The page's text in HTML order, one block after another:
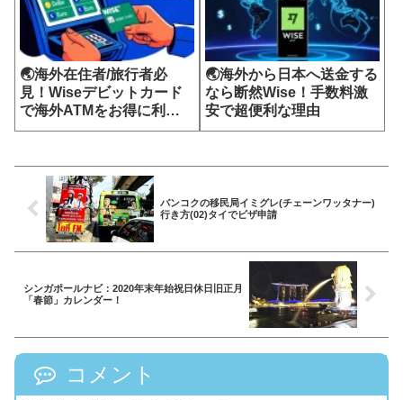
🌏海外在住者/旅行者必
見！Wiseデビットカード
で海外ATMをお得に利用
する方法
🌏海外から日本へ送金する
なら断然Wise！手数料激
安で超便利な理由
バンコクの移民局イミグレ(チェーンワッタナー)
行き方(02)タイでビザ申請
シンガポールナビ：2020年末年始祝日休日旧正月
「春節」カレンダー！
コメント